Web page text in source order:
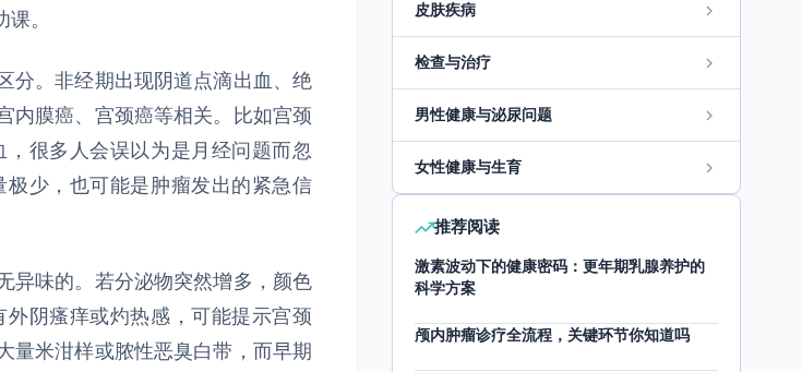
。
分。非经期出现阴道点滴出血、绝
内膜癌、宫颈癌等相关。比如宫颈
很多人会误以为是月经问题而忽
少，也可能是肿瘤发出的紧急信
异味的。若分泌物突然增多，颜色
阴瘙痒或灼热感，可能提示宫颈
量米泔样或脓性恶臭白带，而早期
皮肤疾病
检查与治疗
男性健康与泌尿问题
女性健康与生育
推荐阅读
激素波动下的健康密码：更年期乳腺养护的
科学方案
颅内肿瘤诊疗全流程，关键环节你知道吗